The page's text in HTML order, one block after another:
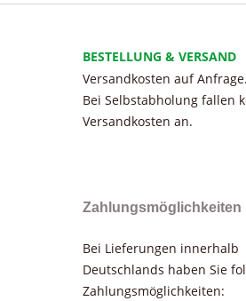
BESTELLUNG & VERSAND
Versandkosten auf Anfrage.
Bei Selbstabholung fallen
Versandkosten an.
Zahlungsmöglichkeiten
Bei Lieferungen innerhalb
Deutschlands haben Sie
Zahlungsmöglichkeiten: